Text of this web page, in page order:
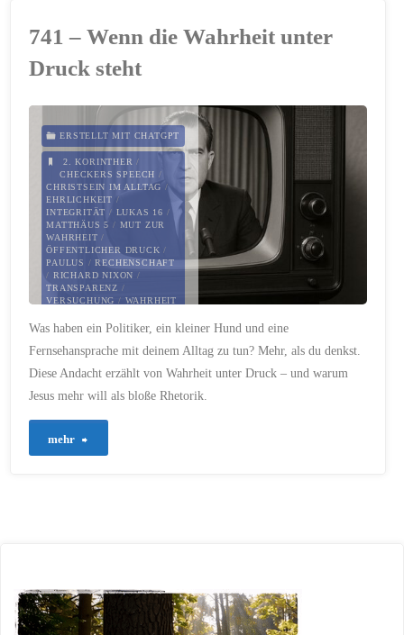
741 – Wenn die Wahrheit unter
Druck steht
ERSTELLT MIT CHATGPT
2. KORINTHER /
CHECKERS SPEECH /
CHRISTSEIN IM ALLTAG /
EHRLICHKEIT /
INTEGRITÄT / LUKAS 16 /
MATTHÄUS 5 / MUT ZUR
WAHRHEIT /
ÖFFENTLICHER DRUCK /
PAULUS /RECHENSCHAFT
/ RICHARD NIXON /
TRANSPARENZ /
VERSUCHUNG / WAHRHEIT
23. SEPTEMBER 2025
Was haben ein Politiker, ein kleiner Hund und eine
Fernsehansprache mit deinem Alltag zu tun? Mehr, als du denkst.
Diese Andacht erzählt von Wahrheit unter Druck – und warum
Jesus mehr will als bloße Rhetorik.
mehr
unter